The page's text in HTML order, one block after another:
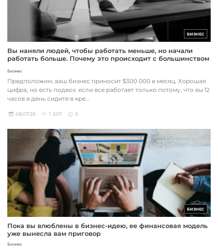
БИЗНЕС
Вы наняли людей, чтобы работать меньше, но начали
работать больше. Почему это происходит с большинством
предпринимателей
Бизнес
Предположим, ваш бизнес приносит $300 000 в месяц. Хорошая
цифра, но есть подвох: если все работает только потому, что вы 12
часов в день сидите в кре...
08.07.26 1 207 0
БИЗНЕС
Пока вы влюблены в бизнес-идею, ее финансовая модель
уже вынесла вам приговор
Бизнес